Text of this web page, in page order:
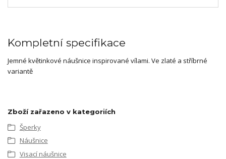
Kompletní specifikace
Jemné květinkové náušnice inspirované vílami. Ve zlaté a stříbrné
variantě
Zboží zařazeno v kategoriích
Šperky
Náušnice
Visací náušnice